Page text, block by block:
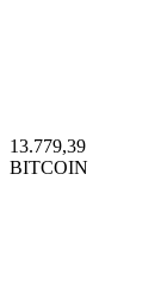
13.779,39
BITCOIN